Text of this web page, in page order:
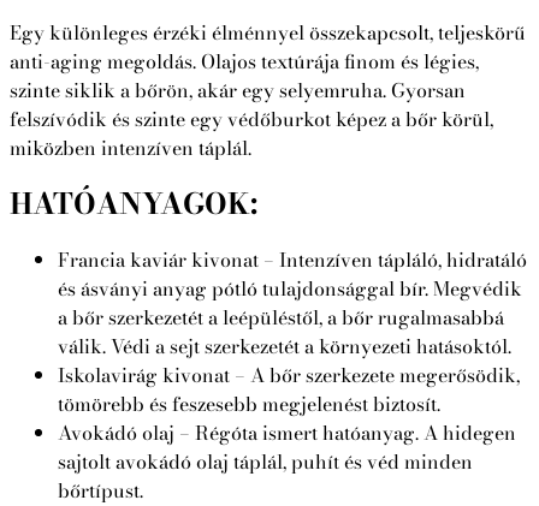
Egy különleges érzéki élménnyel összekapcsolt, teljeskörű
anti-aging megoldás. Olajos textúrája finom és légies,
szinte siklik a bőrön, akár egy selyemruha. Gyorsan
felszívódik és szinte egy védőburkot képez a bőr körül,
miközben intenzíven táplál.
HATÓANYAGOK:
Francia kaviár kivonat – Intenzíven tápláló, hidratáló
és ásványi anyag pótló tulajdonsággal bír. Megvédik
a bőr szerkezetét a leépüléstől, a bőr rugalmasabbá
válik. Védi a sejt szerkezetét a környezeti hatásoktól.
Iskolavirág kivonat – A bőr szerkezete megerősödik,
tömörebb és feszesebb megjelenést biztosít.
Avokádó olaj – Régóta ismert hatóanyag. A hidegen
sajtolt avokádó olaj táplál, puhít és véd minden
bőrtípust.